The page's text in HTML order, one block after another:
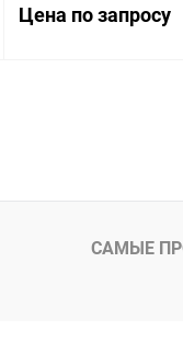
Цена по запросу
В избранное
САМЫЕ